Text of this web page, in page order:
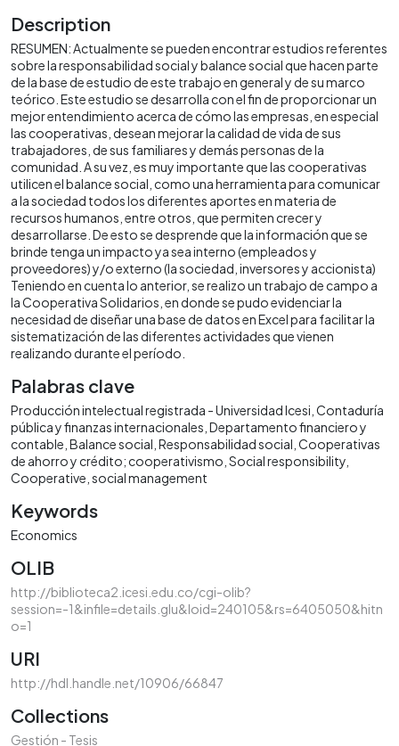
Description
RESUMEN: Actualmente se pueden encontrar estudios referentes
sobre la responsabilidad social y balance social que hacen parte
de la base de estudio de este trabajo en general y de su marco
teórico. Este estudio se desarrolla con el fin de proporcionar un
mejor entendimiento acerca de cómo las empresas, en especial
las cooperativas, desean mejorar la calidad de vida de sus
trabajadores, de sus familiares y demás personas de la
comunidad. A su vez, es muy importante que las cooperativas
utilicen el balance social, como una herramienta para comunicar
a la sociedad todos los diferentes aportes en materia de
recursos humanos, entre otros, que permiten crecer y
desarrollarse. De esto se desprende que la información que se
brinde tenga un impacto ya sea interno (empleados y
proveedores) y/o externo (la sociedad, inversores y accionista)
Teniendo en cuenta lo anterior, se realizo un trabajo de campo a
la Cooperativa Solidarios, en donde se pudo evidenciar la
necesidad de diseñar una base de datos en Excel para facilitar la
sistematización de las diferentes actividades que vienen
realizando durante el período.
Palabras clave
Producción intelectual registrada - Universidad Icesi Contaduría
pública y finanzas internacionales Departamento financiero y
contable Balance social Responsabilidad social Cooperativas
de ahorro y crédito; cooperativismo Social responsibility
Cooperative, social management
Keywords
Economics
OLIB
http://biblioteca2.icesi.edu.co/cgi-olib?
session=-1&infile=details.glu&loid=240105&rs=6405050&hitn
o=1
URI
http://hdl.handle.net/10906/66847
Collections
Gestión - Tesis